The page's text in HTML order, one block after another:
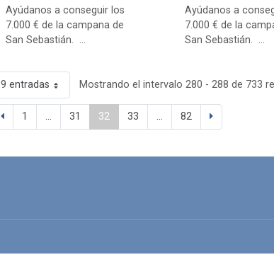
Ayúdanos a conseguir los
7.000 € de la campana de
San Sebastián. ...
Ayúdanos a
7.000 € de la
San Sebastián. ...
9 entradas Mostrando el intervalo 280 - 288 de 733
1 ... 31 32 33 ... 82